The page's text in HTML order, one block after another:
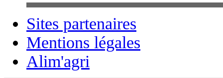
Sites partenaires
Mentions légales
Alim'agri